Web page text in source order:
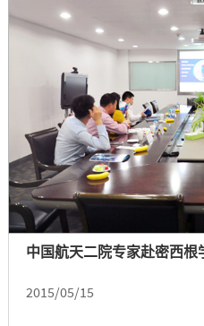
中国航天二院专家赴密西根
2015/05/15